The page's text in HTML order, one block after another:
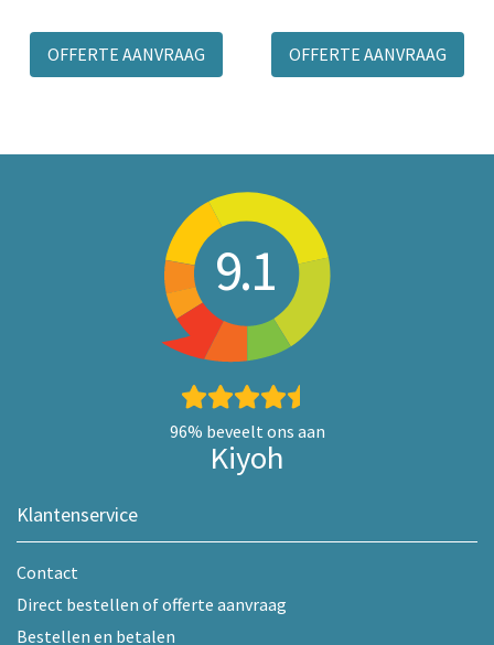
OFFERTE AANVRAAG OFFERTE AANVRAAG
9.1
96% beveelt ons aan
Kiyoh
Klantenservice
Contact
Direct bestellen of offerte aanvraag
Bestellen en betalen